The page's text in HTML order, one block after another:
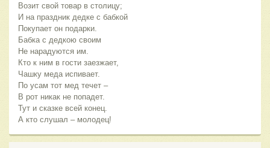
Возит свой товар в столицу;
И на праздник дедке с бабкой
Покупает он подарки.
Бабка с дедкою своим
Не нарадуются им.
Кто к ним в гости заезжает,
Чашку меда испивает.
По усам тот мед течет –
В рот никак не попадет.
Тут и сказке всей конец.
А кто слушал – молодец!